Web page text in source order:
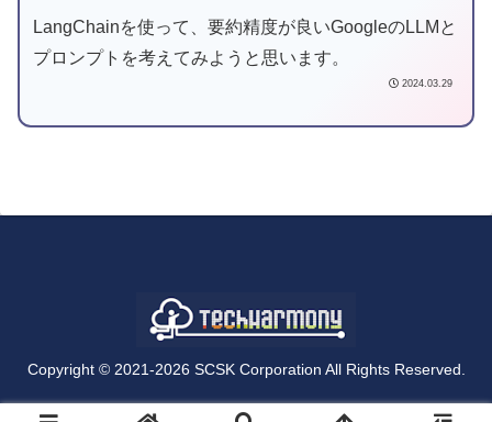
LangChainを使って、要約精度が良いGoogleのLLMと
プロンプトを考えてみようと思います。
2024.03.29
Copyright © 2021-2026 SCSK Corporation All Rights Reserved.